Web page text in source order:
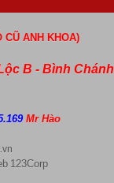
CŨ ANH KHOA)
B - Bình Chánh
Mr Hào
123Corp